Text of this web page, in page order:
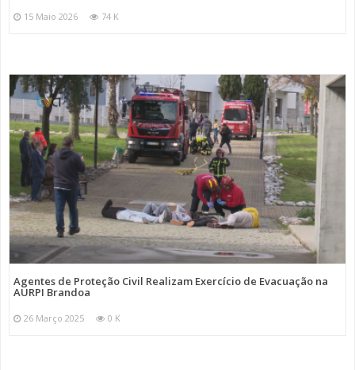
15 Maio 2026 74 K
Agentes de Proteção Civil Realizam Exercício de Evacuação na
AURPI Brandoa
26 Março 2025 0 K